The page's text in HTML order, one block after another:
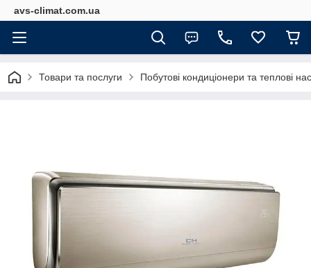
avs-climat.com.ua
Товари та послуги Побутові кондиціонери та теплові